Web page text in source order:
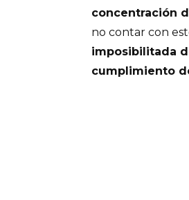
concentración
no contar con
imposibilitada
cumplimiento